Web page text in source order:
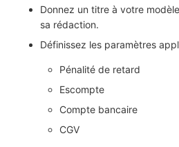
Donnez un titre à votre
sa rédaction.
Définissez les paramètres
Pénalité de retard
Escompte
Compte bancaire
CGV